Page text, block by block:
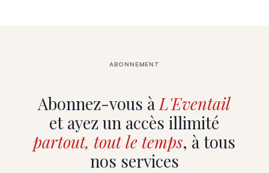
Abonnez-vous àL'Eventail
et ayez un accès illimité
partout, tout le temps, à tous
nos services
ABONNEMENT